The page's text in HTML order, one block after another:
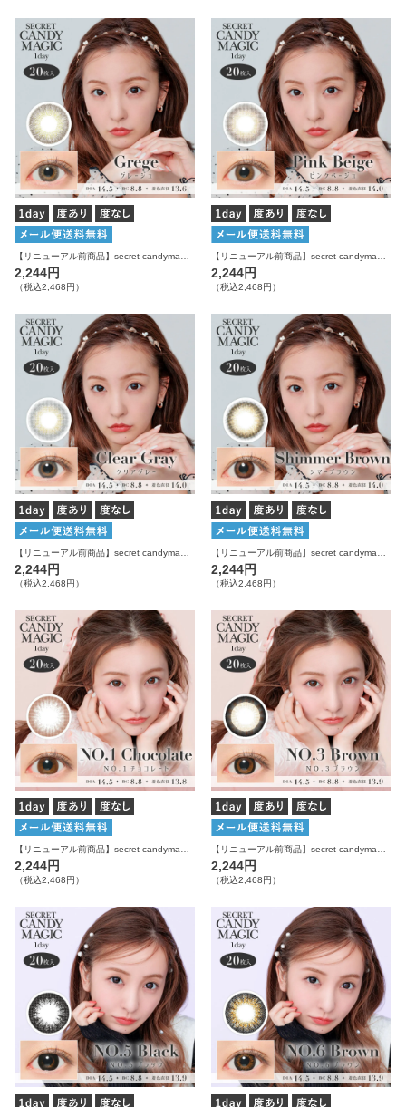
【リニューアル前商品】secret candymagic 1day グレージュ 20枚入り シークレットキャンディーマジック カラコン
2,244円
（税込2,468円）
【リニューアル前商品】secret candymagic 1day ピンクベージュ 20枚入り シークレットキャンディーマジック カラコン
2,244円
（税込2,468円）
【リニューアル前商品】secret candymagic 1day クリアグレー 20枚入り シークレットキャンディーマジック カラコン
2,244円
（税込2,468円）
【リニューアル前商品】secret candymagic 1day シマーブラウン 20枚入り シークレットキャンディーマジック カラコン
2,244円
（税込2,468円）
2,244円
（税込2,468円）
2,244円
（税込2,468円）